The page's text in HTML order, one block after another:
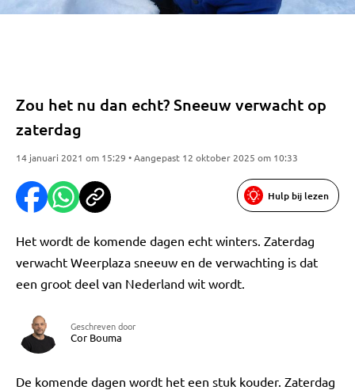
Zou het nu dan echt? Sneeuw verwacht op
zaterdag
14 januari 2021 om 15:29 • Aangepast 12 oktober 2025 om 10:33
Hulp bij lezen
Het wordt de komende dagen echt winters. Zaterdag
verwacht Weerplaza sneeuw en de verwachting is dat
een groot deel van Nederland wit wordt.
Geschreven door
Cor Bouma
De komende dagen wordt het een stuk kouder. Zaterdag